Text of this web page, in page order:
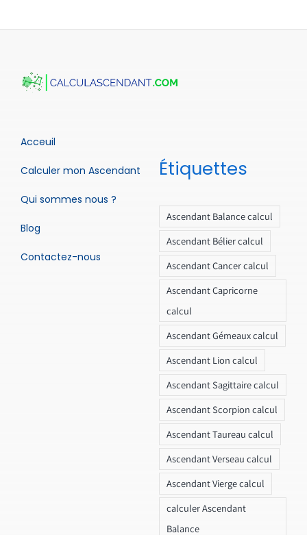
Acceuil
Calculer mon Ascendant
Qui sommes nous ?
Blog
Contactez-nous
Étiquettes
Ascendant Balance calcul
Ascendant Bélier calcul
Ascendant Cancer calcul
Ascendant Capricorne
calcul
Ascendant Gémeaux calcul
Ascendant Lion calcul
Ascendant Sagittaire calcul
Ascendant Scorpion calcul
Ascendant Taureau calcul
Ascendant Verseau calcul
Ascendant Vierge calcul
calculer Ascendant
Balance